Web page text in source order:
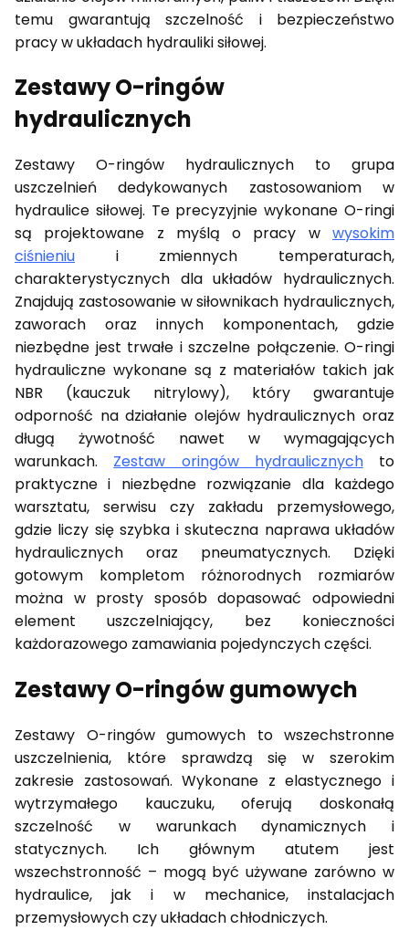
temu gwarantują szczelność i bezpieczeństwo
pracy w układach hydrauliki siłowej.
Zestawy O-ringów
hydraulicznych
Zestawy O-ringów hydraulicznych to grupa
uszczelnień dedykowanych zastosowaniom w
hydraulice siłowej. Te precyzyjnie wykonane O-ringi
są projektowane z myślą o pracy w wysokim
ciśnieniu i zmiennych temperaturach,
charakterystycznych dla układów hydraulicznych.
Znajdują zastosowanie w siłownikach hydraulicznych,
zaworach oraz innych komponentach, gdzie
niezbędne jest trwałe i szczelne połączenie. O-ringi
hydrauliczne wykonane są z materiałów takich jak
NBR (kauczuk nitrylowy), który gwarantuje
odporność na działanie olejów hydraulicznych oraz
długą żywotność nawet w wymagających
warunkach. Zestaw oringów hydraulicznychto
praktyczne i niezbędne rozwiązanie dla każdego
warsztatu, serwisu czy zakładu przemysłowego,
gdzie liczy się szybka i skuteczna naprawa układów
hydraulicznych oraz pneumatycznych. Dzięki
gotowym kompletom różnorodnych rozmiarów
można w prosty sposób dopasować odpowiedni
element uszczelniający, bez konieczności
każdorazowego zamawiania pojedynczych części.
Zestawy O-ringów gumowych
Zestawy O-ringów gumowych to wszechstronne
uszczelnienia, które sprawdzą się w szerokim
zakresie zastosowań. Wykonane z elastycznego i
wytrzymałego kauczuku, oferują doskonałą
szczelność w warunkach dynamicznych i
statycznych. Ich głównym atutem jest
wszechstronność – mogą być używane zarówno w
hydraulice, jak i w mechanice, instalacjach
przemysłowych czy układach chłodniczych.